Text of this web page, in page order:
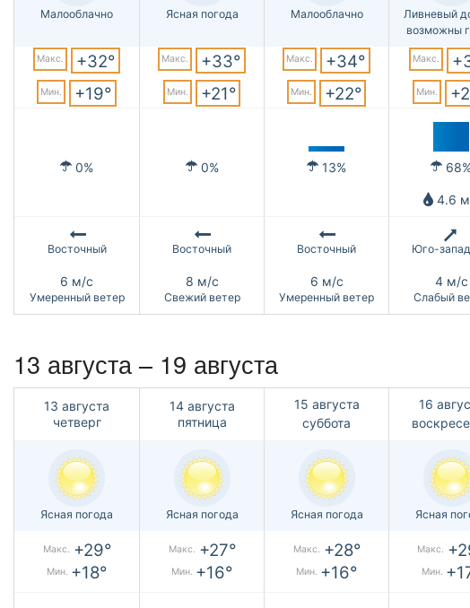
Малооблачно Ясная погода Малооблачно
Ливневый
возможны
Макс. +32°
Мин. +19°
Макс. +33°
Мин. +21°
Макс. +34°
Мин. +22°
Макс.
Мин.
0% 0% 13%
4.6
Восточный Восточный Восточный Юго-
6 м/с
Умеренный ветер
8 м/с
Свежий ветер
6 м/с
Умеренный ветер
4 м/с
Слабый
13 августа – 19 августа
13 августа
четверг
14 августа
пятница
15 августа
суббота
16
Ясная погода Ясная погода Ясная погода Ясная
Макс. +29°
Мин. +18°
Макс. +27°
Мин. +16°
Макс. +28°
Мин. +16°
Макс.
Мин.